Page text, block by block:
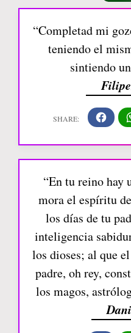
“Completad mi
teniendo el
sintiendo
“En tu reino hay
mora el espíritu
los días de tu
inteligencia
los dioses; al que
padre, oh rey,
los magos,